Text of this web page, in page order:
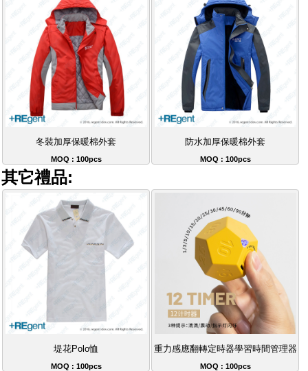
冬裝加厚保暖棉外套
MOQ : 100pcs
防水加厚保暖棉外套
MOQ : 100pcs
其它禮品:
堤花Polo恤
MOQ : 100pcs
重力感應翻轉定時器學習時間管理器
MOQ : 100pcs